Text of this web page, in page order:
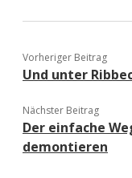
Vorheriger Beitrag
Und unter
Nächster Beitrag
Der einfache
demontieren